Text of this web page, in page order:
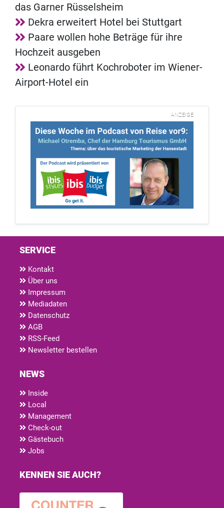
das Garner Rüsselsheim
Dekra erweitert Hotel bei Stuttgart
Paare wollen hohe Beträge für ihre
Hochzeit ausgeben
Leonardo führt Kochroboter im Wiener-
Airport-Hotel ein
ANZEIGE
SERVICE
Kontakt
Über uns
Impressum
Mediadaten
Datenschutz
AGB
RSS-Feed
Newsletter bestellen
NEWS
Inside
Local
Management
Check-out
Gästebuch
Jobs
KENNEN SIE AUCH?